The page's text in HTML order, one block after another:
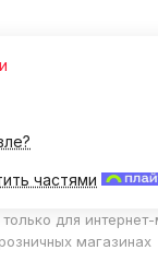
частями
для
магазинах